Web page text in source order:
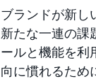
ブランドが新し
新たな一連の課
ールと機能を利
向に慣れるため